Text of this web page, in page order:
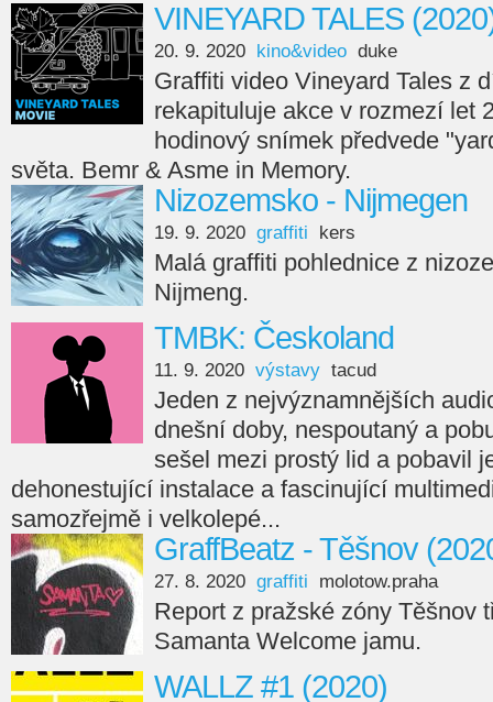
VINEYARD TALES
20. 9. 2020 kino&video duke
Graffiti video Vineyard Tales z
rekapituluje akce v rozmezí let
hodinový snímek předvede
světa. Bemr & Asme in Memory.
Nizozemsko - Nijmegen
19. 9. 2020 graffiti kers
Malá graffiti pohlednice z
Nijmeng.
TMBK: Českoland
11. 9. 2020 výstavy tacud
Jeden z nejvýznamnějších
dnešní doby, nespoutaný a
sešel mezi prostý lid a pobavil
dehonestující instalace a fascinující
samozřejmě i velkolepé...
GraffBeatz - Těšnov
27. 8. 2020 graffiti molotow.praha
Report z pražské zóny Těšnov
Samanta Welcome jamu.
WALLZ #1 (2020)